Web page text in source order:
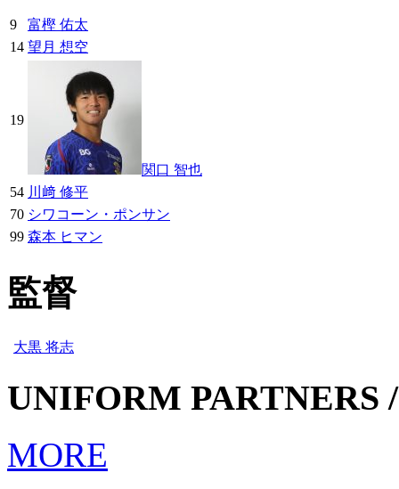
9
富樫 佑太
14 望月 想空
19
関口 智也
54 川﨑 修平
70 シワコーン・ポンサン
99 森本 ヒマン
監督
大黒 将志
UNIFORM PARTNERS
MORE